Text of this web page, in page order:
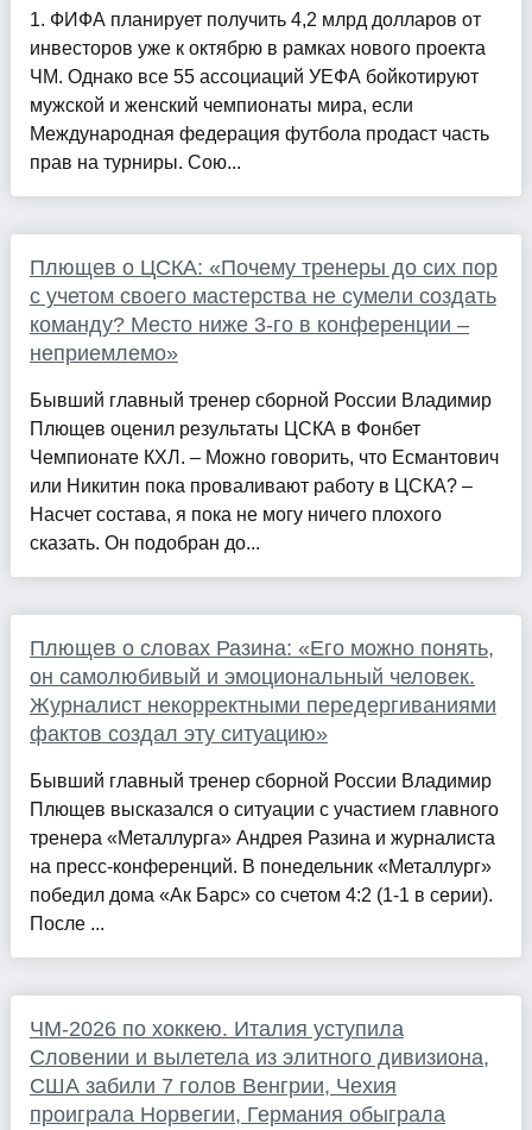
1. ФИФА планирует получить 4,2 млрд долларов от
инвесторов уже к октябрю в рамках нового проекта
ЧМ. Однако все 55 ассоциаций УЕФА бойкотируют
мужской и женский чемпионаты мира, если
Международная федерация футбола продаст часть
прав на турниры. Сою...
Плющев о ЦСКА: «Почему тренеры до сих пор
с учетом своего мастерства не сумели создать
команду? Место ниже 3-го в конференции –
неприемлемо»
Бывший главный тренер сборной России Владимир
Плющев оценил результаты ЦСКА в Фонбет
Чемпионате КХЛ. – Можно говорить, что Есмантович
или Никитин пока проваливают работу в ЦСКА? –
Насчет состава, я пока не могу ничего плохого
сказать. Он подобран до...
Плющев о словах Разина: «Его можно понять,
он самолюбивый и эмоциональный человек.
Журналист некорректными передергиваниями
фактов создал эту ситуацию»
Бывший главный тренер сборной России Владимир
Плющев высказался о ситуации с участием главного
тренера «Металлурга» Андрея Разина и журналиста
на пресс-конференций. В понедельник «Металлург»
победил дома «Ак Барс» со счетом 4:2 (1-1 в серии).
После ...
ЧМ-2026 по хоккею. Италия уступила
Словении и вылетела из элитного дивизиона,
США забили 7 голов Венгрии, Чехия
проиграла Норвегии, Германия обыграла